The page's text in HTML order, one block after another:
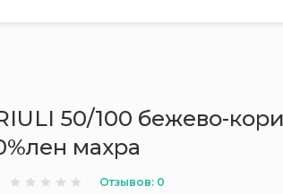
50/100 бежево-
махра
Отзывов: 0